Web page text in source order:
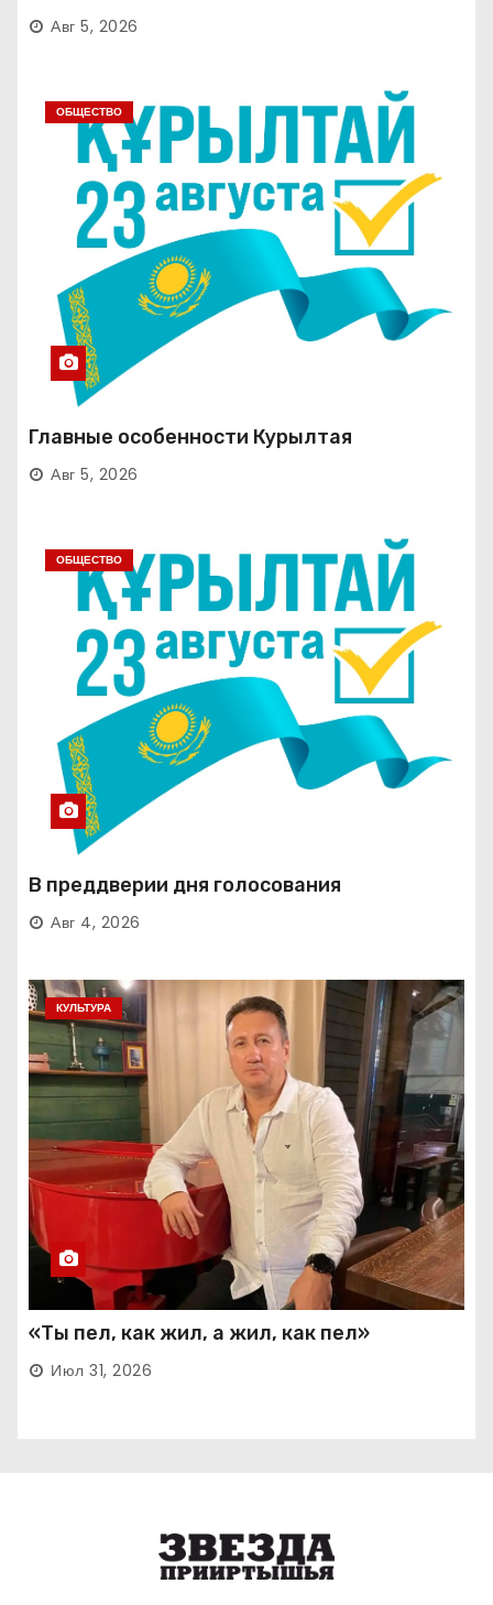
Авг 5, 2026
ОБЩЕСТВО
Главные особенности Курылтая
Авг 5, 2026
ОБЩЕСТВО
В преддверии дня голосования
Авг 4, 2026
КУЛЬТУРА
«Ты пел, как жил, а жил, как пел»
Июл 31, 2026